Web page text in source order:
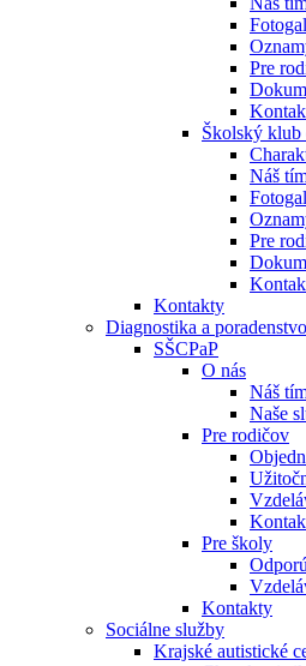
Pre
Školský klub
Náš
Pre
Kontakty
Diagnostika a poradenstvo
SŠCPaP
O nás
Náš
Naše
Pre rodičov
Pre školy
Kontakty
Sociálne služby
Krajské autistické